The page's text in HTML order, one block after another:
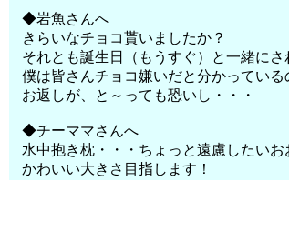
◆岩魚さんへ
きらいなチョコ貰いましたか？
それとも誕生日（もうすぐ）と一緒に
僕は皆さんチョコ嫌いだと分かってい
お返しが、と～っても恐いし・・・
◆チーママさんへ
水中抱き枕・・・ちょっと遠慮したい
かわいい大きさ目指します！